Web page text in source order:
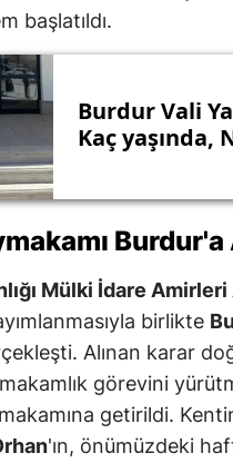
başlatıldı.
Burdur Vali
Kaç yaşında,
Burdur'a
Mülki İdare
birlikte
Alınan karar
görevini
makamına getirildi.
'ın, önümüzdeki